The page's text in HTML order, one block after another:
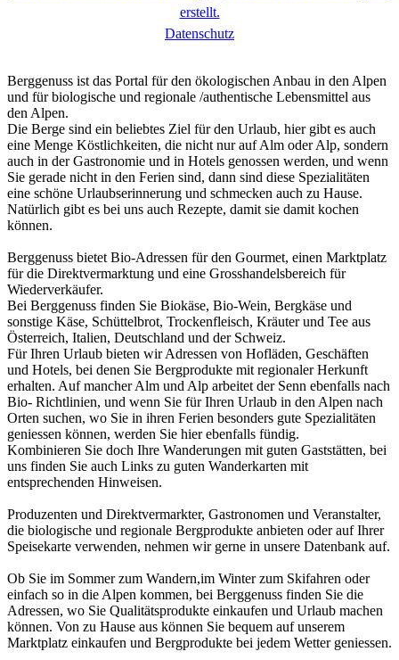
erstellt.
Datenschutz
Berggenuss ist das Portal für den ökologischen Anbau in den Alpen
und für biologische und regionale /authentische Lebensmittel aus
den Alpen.
Die Berge sind ein beliebtes Ziel für den Urlaub, hier gibt es auch
eine Menge Köstlichkeiten, die nicht nur auf Alm oder Alp, sondern
auch in der Gastronomie und in Hotels genossen werden, und wenn
Sie gerade nicht in den Ferien sind, dann sind diese Spezialitäten
eine schöne Urlaubserinnerung und schmecken auch zu Hause.
Natürlich gibt es bei uns auch Rezepte, damit sie damit kochen
können.
Berggenuss bietet Bio-Adressen für den Gourmet, einen Marktplatz
für die Direktvermarktung und eine Grosshandelsbereich für
Wiederverkäufer.
Bei Berggenuss finden Sie Biokäse, Bio-Wein, Bergkäse und
sonstige Käse, Schüttelbrot, Trockenfleisch, Kräuter und Tee aus
Österreich, Italien, Deutschland und der Schweiz.
Für Ihren Urlaub bieten wir Adressen von Hofläden, Geschäften
und Hotels, bei denen Sie Bergprodukte mit regionaler Herkunft
erhalten. Auf mancher Alm und Alp arbeitet der Senn ebenfalls nach
Bio- Richtlinien, und wenn Sie für Ihren Urlaub in den Alpen nach
Orten suchen, wo Sie in ihren Ferien besonders gute Spezialitäten
geniessen können, werden Sie hier ebenfalls fündig.
Kombinieren Sie doch Ihre Wanderungen mit guten Gaststätten, bei
uns finden Sie auch Links zu guten Wanderkarten mit
entsprechenden Hinweisen.
Produzenten und Direktvermarkter, Gastronomen und Veranstalter,
die biologische und regionale Bergprodukte anbieten oder auf Ihrer
Speisekarte verwenden, nehmen wir gerne in unsere Datenbank auf.
Ob Sie im Sommer zum Wandern,im Winter zum Skifahren oder
einfach so in die Alpen kommen, bei Berggenuss finden Sie die
Adressen, wo Sie Qualitätsprodukte einkaufen und Urlaub machen
können. Von zu Hause aus können Sie bequem auf unserem
Marktplatz einkaufen und Bergprodukte bei jedem Wetter geniessen.